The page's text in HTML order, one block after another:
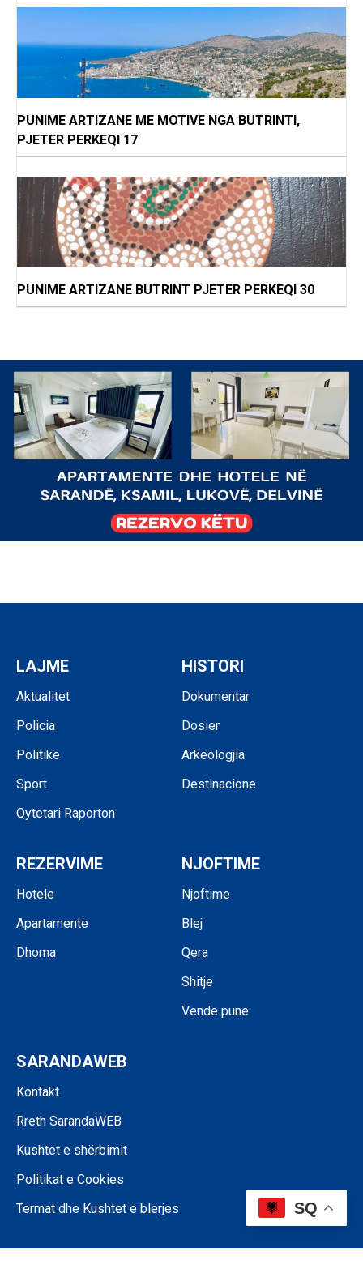
PUNIME ARTIZANE ME MOTIVE NGA BUTRINTI,
PJETER PERKEQI 17
PUNIME ARTIZANE BUTRINT PJETER PERKEQI 30
LAJME
Aktualitet
Policia
Politikë
Sport
Qytetari Raporton
HISTORI
Dokumentar
Dosier
Arkeologjia
Destinacione
REZERVIME
Hotele
Apartamente
Dhoma
NJOFTIME
Njoftime
Blej
Qera
Shitje
Vende pune
SARANDAWEB
Kontakt
Rreth SarandaWEB
Kushtet e shërbimit
Politikat e Cookies
Termat dhe Kushtet e blerjes
SQ